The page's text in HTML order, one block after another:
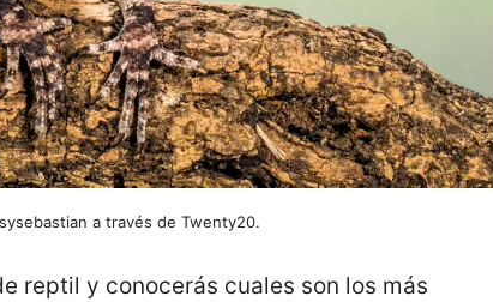
a través de Twenty20.
reptil y conocerás cuales son los más